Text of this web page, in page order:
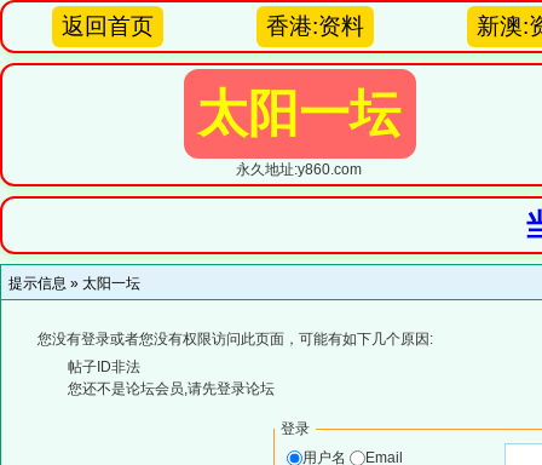
返回首页 香港:资料 新澳:
太阳一坛
永久地址:y860.com
提示信息 » 太阳一坛
您没有登录或者您没有权限访问此页面，可能有如下几个原因:
帖子ID非法
您还不是论坛会员,请先登录论坛
登录
用户名
Email